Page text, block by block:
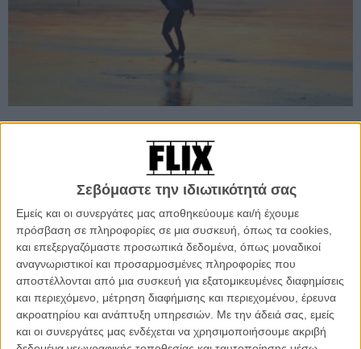
Σεβόμαστε την ιδιωτικότητά σας
Εμείς και οι συνεργάτες μας αποθηκεύουμε και/ή έχουμε
πρόσβαση σε πληροφορίες σε μια συσκευή, όπως τα cookies,
και επεξεργαζόμαστε προσωπικά δεδομένα, όπως μοναδικοί
αναγνωριστικοί και προσαρμοσμένες πληροφορίες που
αποστέλλονται από μια συσκευή για εξατομικευμένες διαφημίσεις
και περιεχόμενο, μέτρηση διαφήμισης και περιεχομένου, έρευνα
ακροατηρίου και ανάπτυξη υπηρεσιών. Με την άδειά σας, εμείς
και οι συνεργάτες μας ενδέχεται να χρησιμοποιήσουμε ακριβή
Προσθέστε το Flix στις προτιμήσεις σας στο
Google
Το δεύτερο άλμπουμ των Βρετανών Mumford and Sons «Babel»,
που κυκλοφόρησε τον Σεπτέμβριο, είναι ήδη το πιο εμπορικό της
χρονιάς σε Μ.Βρετανία και Αμερική, ενώ η φήμη του συγκροτήματος
μοιάζει πλέον να εξαπλώνεται με ρυθμούς power folk, όρος που
ταιριάζει ακριβώς στη μουσική που φτιάχνουν...
Μετά το «I Will Wait», το πρώτο single που κυκλοφόρησε από το